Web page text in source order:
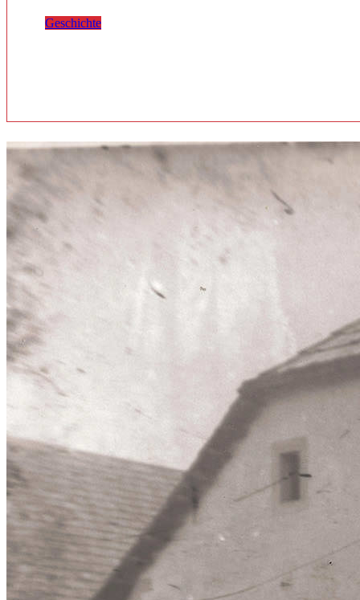
Geschichte